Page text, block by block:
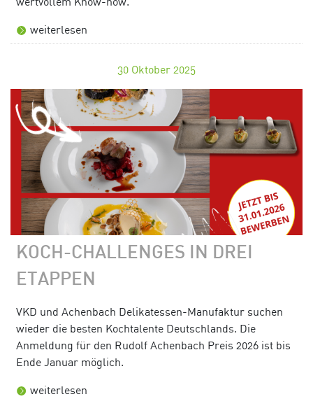
weiterlesen
30 Oktober 2025
KOCH-CHALLENGES IN DREI
ETAPPEN
VKD und Achenbach Delikatessen-Manufaktur suchen
wieder die besten Kochtalente Deutschlands. Die
Anmeldung für den Rudolf Achenbach Preis 2026 ist bis
Ende Januar möglich.
weiterlesen